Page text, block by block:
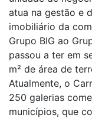
atua na gestão e
imobiliário da
Grupo BIG ao
passou a ter em
m² de área de
Atualmente, o
250 galerias
municípios, que